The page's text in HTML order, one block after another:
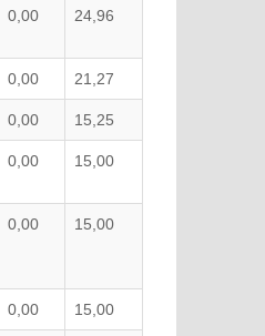
0,00 24,96
0,00 21,27
0,00 15,25
0,00 15,00
0,00 15,00
0,00 15,00